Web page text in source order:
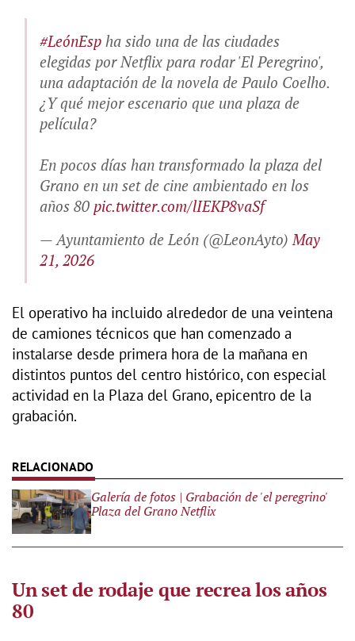
#LeónEsp ha sido una de las ciudades
elegidas por Netflix para rodar 'El Peregrino',
una adaptación de la novela de Paulo Coelho.
¿Y qué mejor escenario que una plaza de
película?
En pocos días han transformado la plaza del
Grano en un set de cine ambientado en los
años 80 pic.twitter.com/lIEKP8vaSf
— Ayuntamiento de León (@LeonAyto)May
21, 2026
El operativo ha incluido alrededor de una veintena
de camiones técnicos que han comenzado a
instalarse desde primera hora de la mañana en
distintos puntos del centro histórico, con especial
actividad en la Plaza del Grano, epicentro de la
grabación.
Galería de fotos | Grabación de 'el peregrino'
Plaza del Grano Netflix
Un set de rodaje que recrea los años
80